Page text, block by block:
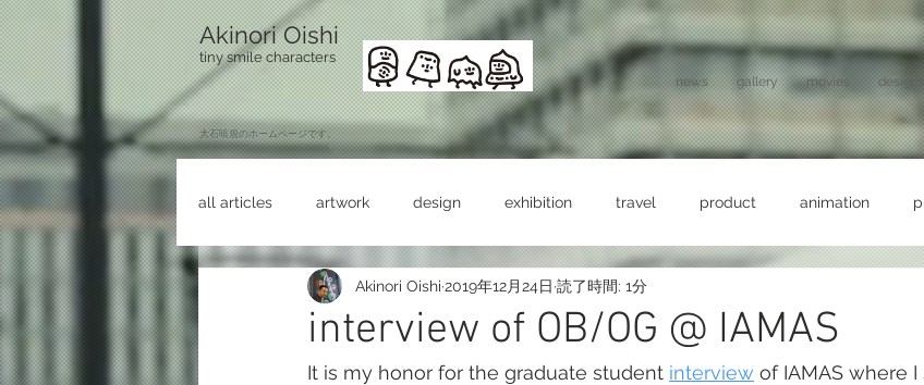
news gallery movies designs
Akinori Oishi
tiny smile characters
​大石暁規のホームページです。
all articles artwork design exhibition travel product animation
interview of OB/OG @ IAMAS
Akinori Oishi 2019年12月24日 読了時間: 1分
It is my honor for the graduate student interview of IAMAS where